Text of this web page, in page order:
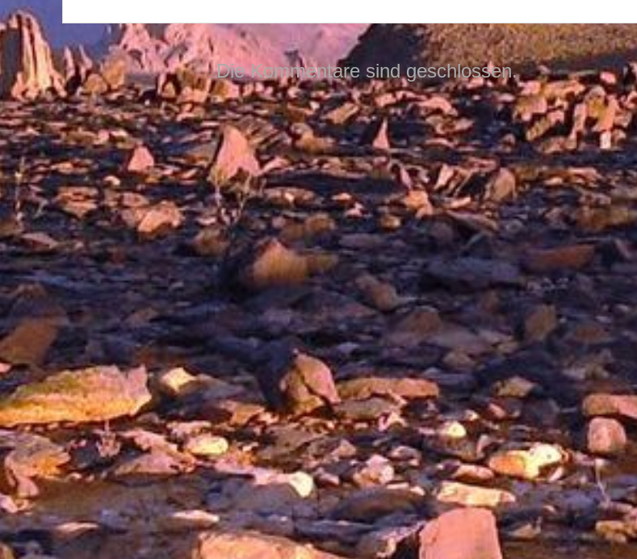
Die Kommentare sind geschlossen.